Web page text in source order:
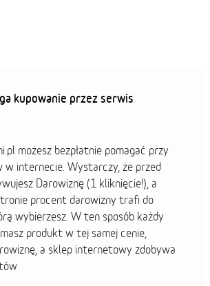
kupowanie przez serwis
możesz bezpłatnie pomagać przy
w internecie. Wystarczy, że przed
Darowiznę (1 kliknięcie!), a
procent darowizny trafi do
wybierzesz. W ten sposób każdy
produkt w tej samej cenie,
a sklep internetowy zdobywa